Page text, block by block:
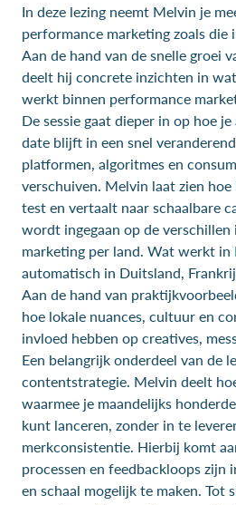
In deze lezing neemt Melvin je
performance marketing zoals
Aan de hand van de snelle groei
deelt hij concrete inzichten in
werkt binnen performance
De sessie gaat dieper in op hoe
date blijft in een snel
platformen, algoritmes en
verschuiven. Melvin laat zien
test en vertaalt naar schaalbare
wordt ingegaan op de
marketing per land. Wat werkt
automatisch in Duitsland,
Aan de hand van
hoe lokale nuances, cultuur en
invloed hebben op creatives,
Een belangrijk onderdeel van de
contentstrategie. Melvin deelt
waarmee je maandelijks
kunt lanceren, zonder in te
merkconsistentie. Hierbij komt
processen en feedbackloops zijn
en schaal mogelijk te maken. Tot